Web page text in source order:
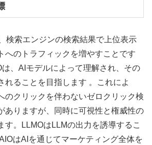
検索エンジンの検索結果で上位表示
へのトラフィックを増やすことです
は、AIモデルによって理解され、その
れることを目指します 。これによ
のクリックを伴わないゼロクリック検
ありますが、同時に可視性と権威性の
す。LLMOはLLMの出力を誘導するこ
はAIを通じてマーケティング全体を